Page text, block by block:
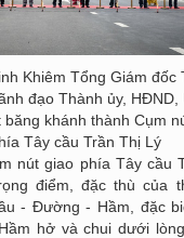
Khiêm Tổng Giám đốc
đạo Thành ủy, HĐND,
khánh thành Cụm
Tây cầu Trần Thị Lý
nút giao phía Tây cầu
điểm, đặc thù của
- Đường - Hầm, đặc
hở và chui dưới